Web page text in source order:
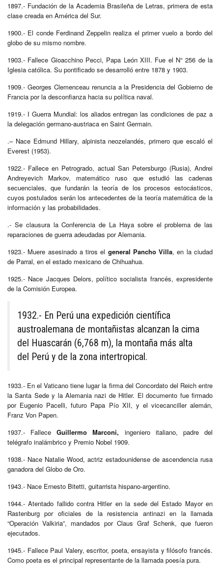
1897.- Fundación de la Academia Brasileña de Letras, primera de esta
clase creada en América del Sur.
1900.- El conde Ferdinand Zeppelin realiza el primer vuelo a bordo del
globo de su mismo nombre.
1903.- Fallece Gioacchino Pecci, Papa León XIII. Fue el N° 256 de la
Iglesia católica. Su pontificado se desarrolló entre 1878 y 1903.
1909.- Georges Clemenceau renuncia a la Presidencia del Gobierno de
Francia por la desconfianza hacia su política naval.
1919.- I Guerra Mundial: los aliados entregan las condiciones de paz a
la delegación germano-austriaca en Saint Germain.
.– Nace Edmund Hillary, alpinista neozelandés, primero que escaló el
Everest (1953).
1922.- Fallece en Petrogrado, actual San Petersburgo (Rusia), Andrei
Andreyevich Markov, matemático ruso que estudió las cadenas
secuenciales, que fundarán la teoría de los procesos estocásticos,
cuyos postulados serán los antecedentes de la teoría matemática de la
información y las probabilidades.
.- Se clausura la Conferencia de La Haya sobre el problema de las
reparaciones de guerra adeudadas por Alemania.
1923.- Muere asesinado a tiros el general Pancho Villa, en la ciudad
de Parral, en el estado mexicano de Chihuahua.
1925.- Nace Jacques Delors, político socialista francés, expresidente
de la Comisión Europea.
1932.- En Perú una expedición científica
austroalemana de montañistas alcanzan la cima
del Huascarán (6,768 m), la montaña más alta
del Perú y de la zona intertropical.
1933.- En el Vaticano tiene lugar la firma del Concordato del Reich entre
la Santa Sede y la Alemania nazi de Hitler. El documento fue firmado
por Eugenio Pacelli, futuro Papa Pío XII, y el vicecanciller alemán,
Franz Von Papen.
1937.- FalleceGuillermo Marconi, ingeniero italiano, padre del
telégrafo inalámbrico y Premio Nobel 1909.
1938.- Nace Natalie Wood, actriz estadounidense de ascendencia rusa
ganadora del Globo de Oro.
1943.- Nace Ernesto Bitetti, guitarrista hispano-argentino.
1944.- Atentado fallido contra Hitler en la sede del Estado Mayor en
Rastenburg por oficiales de la resistencia antinazi en la llamada
“Operación Valkiria”, mandados por Claus Graf Schenk, que fueron
ejecutados.
1945.- Fallece Paul Valery, escritor, poeta, ensayista y filósofo francés.
Como poeta es el principal representante de la llamada poesía pura.